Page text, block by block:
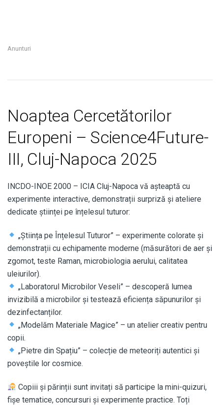
Anunturi
Noaptea Cercetătorilor
Europeni – Science4Future-
III, Cluj-Napoca 2025
INCDO-INOE 2000 – ICIA Cluj-Napoca vă așteaptă cu
experimente interactive, demonstrații surpriză și ateliere
dedicate științei pe înțelesul tuturor:
„Știința pe Înțelesul Tuturor” – experimente colorate și
demonstrații cu echipamente moderne (măsurători de aer și
zgomot, teste Raman, microbiologia aerului, calitatea
uleiurilor).
„Laboratorul Microbilor Veseli” – descoperă lumea
invizibilă a microbilor și testează eficiența săpunurilor și
dezinfectanților.
„Modelăm Materiale Magice” – un atelier creativ pentru
copii.
„Pietre din Spațiu” – colecție de meteoriți autentici și
poveștile lor cosmice.
Copiii și părinții sunt invitați să participe la mini-quizuri,
fișe tematice, concursuri și experimente practice. Toți